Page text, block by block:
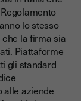
lo stesso
la firma sia
Piattaforme
gli standard
alle aziende